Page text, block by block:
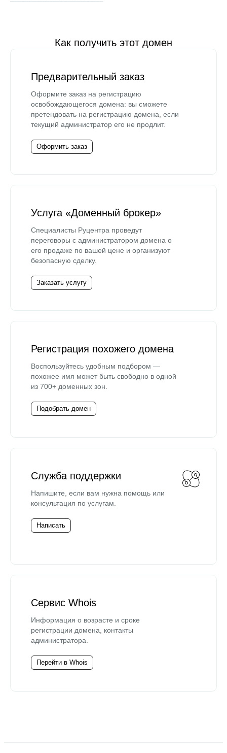
Как получить этот домен
Предварительный заказ
Оформите заказ на регистрацию
освобождающегося домена: вы сможете
претендовать на регистрацию домена, если
текущий администратор его не продлит.
Оформить заказ
Услуга «Доменный брокер»
Специалисты Руцентра проведут
переговоры с администратором домена о
его продаже по вашей цене и организуют
безопасную сделку.
Заказать услугу
Регистрация похожего домена
Воспользуйтесь удобным подбором —
похожее имя может быть свободно в одной
из 700+ доменных зон.
Подобрать домен
Служба поддержки
Напишите, если вам нужна помощь или
консультация по услугам.
Написать
Сервис Whois
Информация о возрасте и сроке
регистрации домена, контакты
администратора.
Перейти в Whois